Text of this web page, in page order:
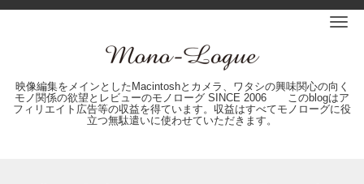
映像編集をメインとしたMacintoshとカメラ、ワタシの興味関心の向く
モノ関係の欲望とレビューのモノローグ SINCE 2006 このblogはア
フィリエイト広告等の収益を得ています。収益はすべてモノローグに役
立つ無駄遣いに使わせていただきます。